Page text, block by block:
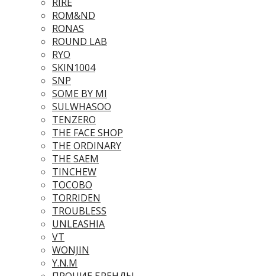
ROM&ND
RONAS
ROUND LAB
RYO
SKIN1004
SNP
SOME BY MI
SULWHASOO
TENZERO
THE FACE SHOP
THE ORDINARY
THE SAEM
TINCHEW
TOCOBO
TORRIDEN
TROUBLESS
UNLEASHIA
VT
WONJIN
Y.N.M